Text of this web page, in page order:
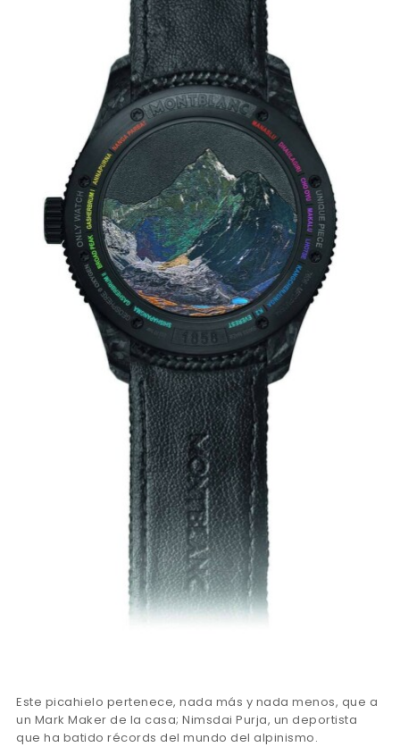
Este picahielo pertenece, nada más y nada menos, que a
un Mark Maker de la casa; Nimsdai Purja, un deportista
que ha batido récords del mundo del alpinismo.